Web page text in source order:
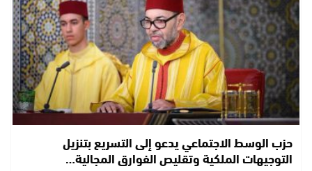
حزب الوسط الاجتماعي يدعو إلى التسريع بتنزيل
التوجيهات الملكية وتقليص الفوارق المجالية…